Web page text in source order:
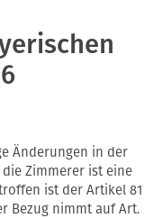
Änderungen in der
die Zimmerer ist eine
ist der Artikel 81
Bezug nimmt auf Art.